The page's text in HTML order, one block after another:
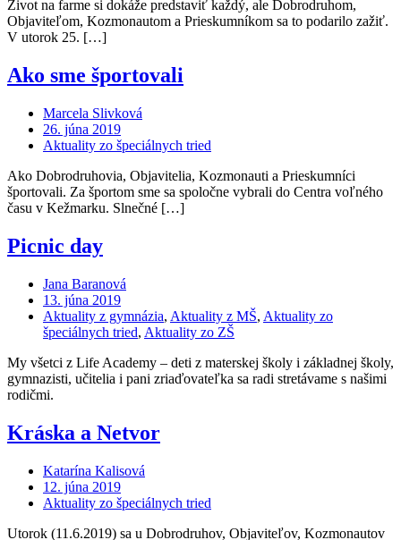
Život na farme si dokáže predstaviť každý, ale Dobrodruhom,
Objaviteľom, Kozmonautom a Prieskumníkom sa to podarilo zažiť.
V utorok 25. […]
Ako sme športovali
Marcela Slivková
26. júna 2019
Aktuality zo špeciálnych tried
Ako Dobrodruhovia, Objavitelia, Kozmonauti a Prieskumníci
športovali. Za športom sme sa spoločne vybrali do Centra voľného
času v Kežmarku. Slnečné […]
Picnic day
Jana Baranová
13. júna 2019
Aktuality z gymnázia, Aktuality z MŠ, Aktuality zo
špeciálnych tried, Aktuality zo ZŠ
My všetci z Life Academy – deti z materskej školy i základnej školy,
gymnazisti, učitelia i pani zriaďovateľka sa radi stretávame s našimi
rodičmi.
Kráska a Netvor
Katarína Kalisová
12. júna 2019
Aktuality zo špeciálnych tried
Utorok (11.6.2019) sa u Dobrodruhov, Objaviteľov, Kozmonautov